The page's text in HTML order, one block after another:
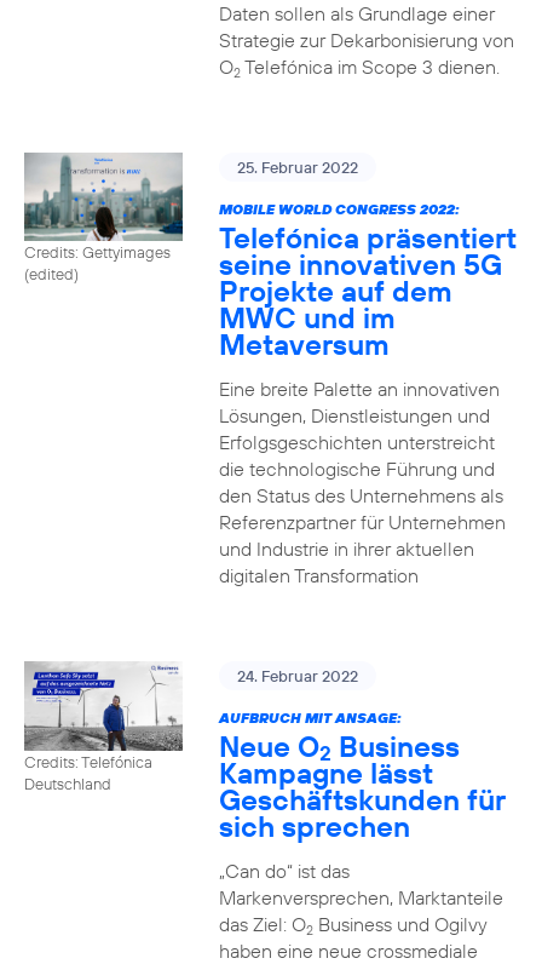
Daten sollen als Grundlage einer
Strategie zur Dekarbonisierung von
O2Telefónica im Scope 3 dienen.
Credits: Gettyimages
(edited)
25. Februar 2022
MOBILE WORLD CONGRESS 2022:
Telefónica präsentiert
seine innovativen 5G
Projekte auf dem
MWC und im
Metaversum
Eine breite Palette an innovativen
Lösungen, Dienstleistungen und
Erfolgsgeschichten unterstreicht
die technologische Führung und
den Status des Unternehmens als
Referenzpartner für Unternehmen
und Industrie in ihrer aktuellen
digitalen Transformation
Credits: Telefónica
Deutschland
24. Februar 2022
AUFBRUCH MIT ANSAGE:
Neue O2 Business
Kampagne lässt
Geschäftskunden für
sich sprechen
„Can do“ ist das
Markenversprechen, Marktanteile
das Ziel: O2Business und Ogilvy
haben eine neue crossmediale